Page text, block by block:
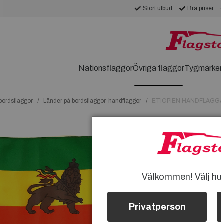
Stort utbud Bra priser
NationsflaggorÖvriga flaggor
Länder på bordsflaggor-handflaggor ETIOPIEN
Välkommen! Välj
Privatperson